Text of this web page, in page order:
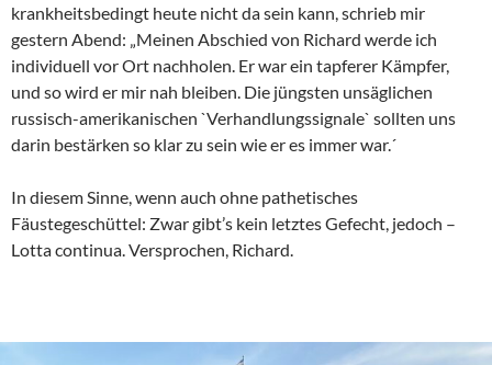
krankheitsbedingt heute nicht da sein kann, schrieb mir
gestern Abend: „Meinen Abschied von Richard werde ich
individuell vor Ort nachholen. Er war ein tapferer Kämpfer,
und so wird er mir nah bleiben. Die jüngsten unsäglichen
russisch-amerikanischen `Verhandlungssignale` sollten uns
darin bestärken so klar zu sein wie er es immer war.´
In diesem Sinne, wenn auch ohne pathetisches
Fäustegeschüttel: Zwar gibt’s kein letztes Gefecht, jedoch –
Lotta continua. Versprochen, Richard.